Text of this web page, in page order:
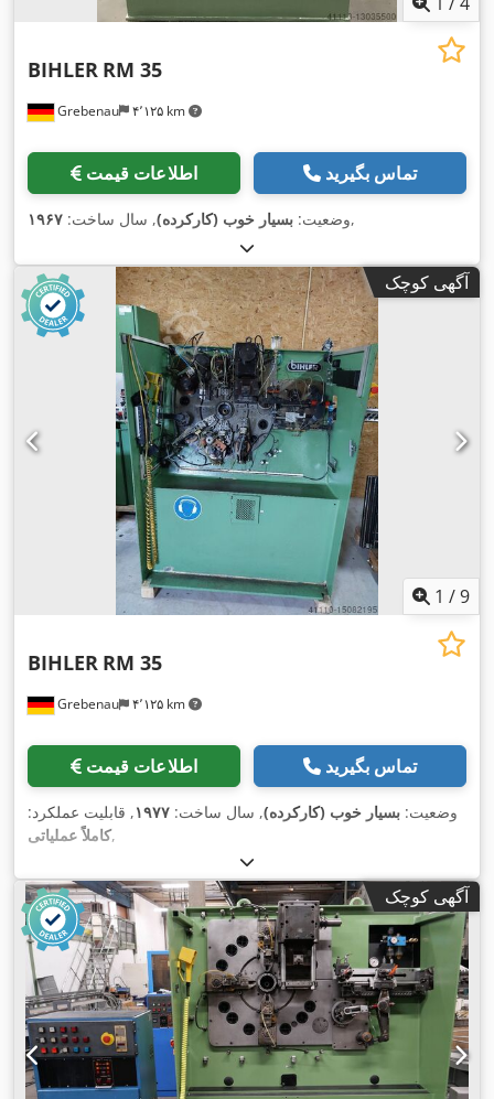
Grebenau ۴٬۱۲۵ km
BIHLER RM 35
اطلاعات قیمت تماس بگیرید
وضعیت: بسیار خوب (کارکرده), سال ساخت: ۱۹۶۷ ,
آگهی کوچک
1 /9
Grebenau ۴٬۱۲۵ km
BIHLER RM 35
اطلاعات قیمت تماس بگیرید
وضعیت: بسیار خوب (کارکرده), سال ساخت: ۱۹۷۷, قابلیت عملکرد:
کاملاً عملیاتی,
آگهی کوچک